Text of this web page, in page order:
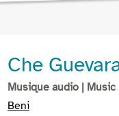
Che
Musique audio | Music
Beni